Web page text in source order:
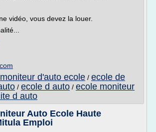
vidéo, vous devez la louer.
moniteur d'auto ecole / ecole de
/ ecole d auto / ecole moniteur
d auto
Auto Ecole Haute
Emploi